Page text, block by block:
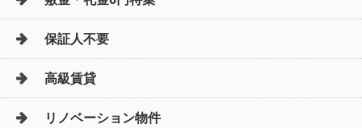
保証人不要
高級賃貸
リノベーション物件